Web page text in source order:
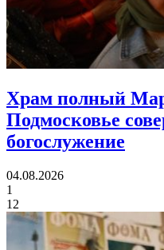
Храм полный
Подмосковье
богослужение
04.08.2026
1
12